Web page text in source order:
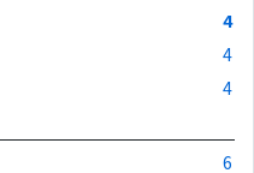
4
4
4
6